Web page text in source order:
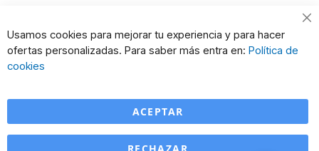
Usamos cookies para mejorar tu experiencia y para hacer
ofertas personalizadas. Para saber más entra en: Política de
cookies
ACEPTAR